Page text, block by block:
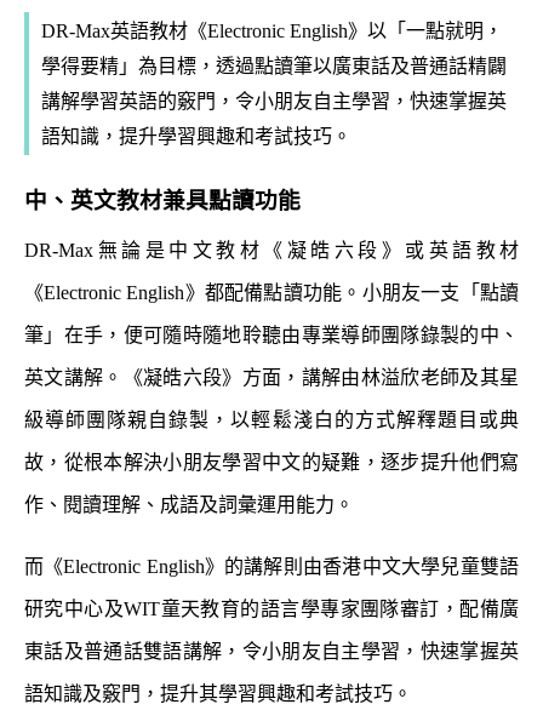
DR-Max英語教材《Electronic English》以「一點就明，
學得要精」為目標，透過點讀筆以廣東話及普通話精闢
講解學習英語的竅門，令小朋友自主學習，快速掌握英
語知識，提升學習興趣和考試技巧。
中、英文教材兼具點讀功能
DR-Max無論是中文教材《凝皓六段》或英語教材
《Electronic English》都配備點讀功能。小朋友一支「點讀
筆」在手，便可隨時隨地聆聽由專業導師團隊錄製的中、
英文講解。《凝皓六段》方面，講解由林溢欣老師及其星
級導師團隊親自錄製，以輕鬆淺白的方式解釋題目或典
故，從根本解決小朋友學習中文的疑難，逐步提升他們寫
作、閱讀理解、成語及詞彙運用能力。
而《Electronic English》的講解則由香港中文大學兒童雙語
研究中心及WIT童天教育的語言學專家團隊審訂，配備廣
東話及普通話雙語講解，令小朋友自主學習，快速掌握英
語知識及竅門，提升其學習興趣和考試技巧。